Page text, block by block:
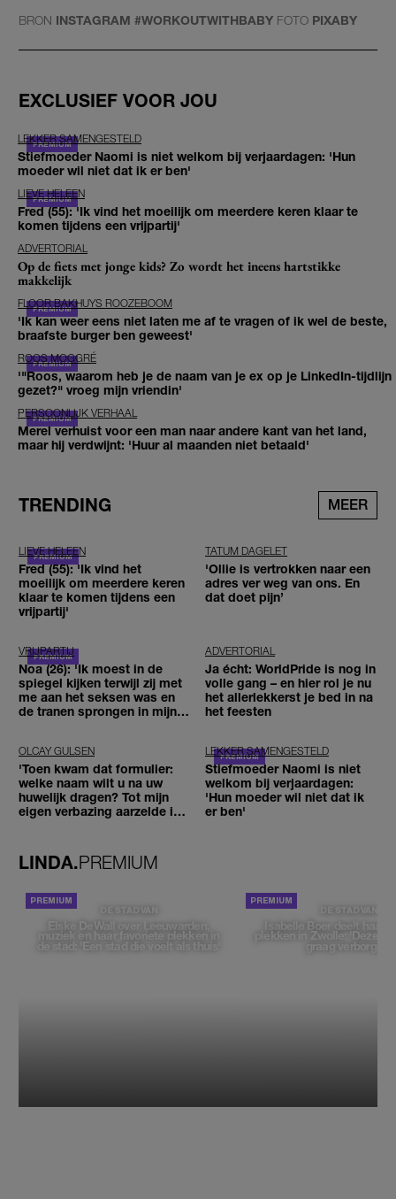
BRON INSTAGRAM #WORKOUTWITHBABY FOTO PIXABY
EXCLUSIEF VOOR JOU
LEKKER SAMENGESTELD
Stiefmoeder Naomi is niet welkom bij verjaardagen: 'Hun
moeder wil niet dat ik er ben'
LIEVE HELEEN
Fred (55): 'Ik vind het moeilijk om meerdere keren klaar te
komen tijdens een vrijpartij'
ADVERTORIAL
Op de fiets met jonge kids? Zo wordt het ineens hartstikke
makkelijk
FLOOR BAKHUYS ROOZEBOOM
'Ik kan weer eens niet laten me af te vragen of ik wel de beste,
braafste burger ben geweest'
ROOS MOGGRÉ
'"Roos, waarom heb je de naam van je ex op je LinkedIn-tijdlijn
gezet?" vroeg mijn vriendin'
PERSOONLIJK VERHAAL
Merel verhuist voor een man naar andere kant van het land,
maar hij verdwijnt: 'Huur al maanden niet betaald'
TRENDING MEER
LIEVE HELEEN
Fred (55): 'Ik vind het
moeilijk om meerdere keren
klaar te komen tijdens een
vrijpartij'
TATUM DAGELET
'Ollie is vertrokken naar een
adres ver weg van ons. En
dat doet pijn’
VRIJPARTIJ
Noa (26): 'Ik moest in de
spiegel kijken terwijl zij met
me aan het seksen was en
de tranen sprongen in mijn
ADVERTORIAL
Ja écht: WorldPride is nog in
volle gang – en hier rol je nu
het allerlekkerst je bed in na
het feesten
OLCAY GULSEN
'Toen kwam dat formulier:
welke naam wilt u na uw
huwelijk dragen? Tot mijn
eigen verbazing aarzelde ik
LEKKER SAMENGESTELD
Stiefmoeder Naomi is niet
welkom bij verjaardagen:
'Hun moeder wil niet dat ik
er ben'
LINDA.PREMIUM
DE STAD VAN
Elske DeWall over Leeuwarden,
muziek en haar favoriete plekken in
de stad: 'Een stad die voelt als thuis'
DE STAD VAN
Isabelle Boer deelt haar
plekken in Zwolle: 'Deze
graag verborgen'